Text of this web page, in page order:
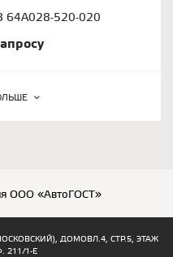
64А028-520-020
ООО «АвтоГОСТ»
ДОМОВЛ.4, СТР.5, ЭТАЖ
211/1-Е